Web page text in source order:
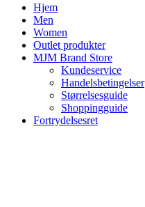
Hjem
Men
Women
Outlet produkter
MJM Brand Store
Kundeservice
Handelsbetingelser
Størrelsesguide
Shoppingguide
Fortrydelsesret